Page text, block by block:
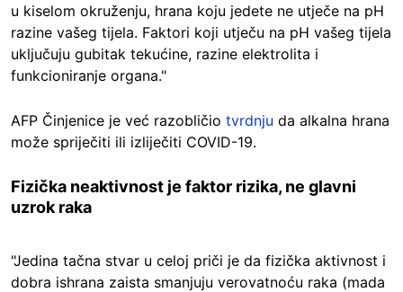
u kiselom okruženju, hrana koju jedete ne utječe na pH
razine vašeg tijela. Faktori koji utječu na pH vašeg tijela
uključuju gubitak tekućine, razine elektrolita i
funkcioniranje organa."
AFP Činjenice je već razobličio tvrdnju da alkalna hrana
može spriječiti ili izliječiti COVID-19.
Fizička neaktivnost je faktor rizika, ne glavni
uzrok raka
"Jedina tačna stvar u celoj priči je da fizička aktivnost i
dobra ishrana zaista smanjuju verovatnoću raka (mada